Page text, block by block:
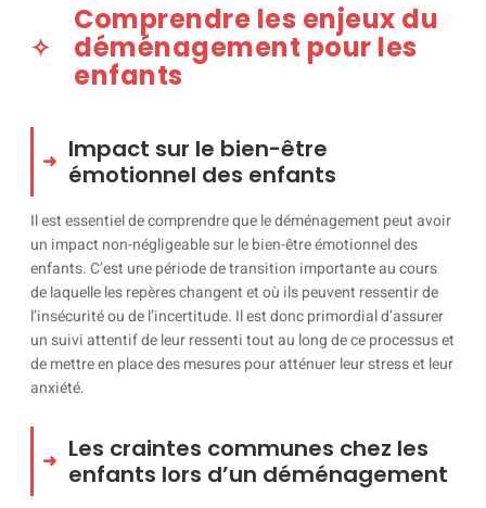
Comprendre les enjeux du
déménagement pour les
enfants
Impact sur le bien-être
émotionnel des enfants
Il est essentiel de comprendre que le déménagement peut avoir
un impact non-négligeable sur le bien-être émotionnel des
enfants. C’est une période de transition importante au cours
de laquelle les repères changent et où ils peuvent ressentir de
l’insécurité ou de l’incertitude. Il est donc primordial d’assurer
un suivi attentif de leur ressenti tout au long de ce processus et
de mettre en place des mesures pour atténuer leur stress et leur
anxiété.
Les craintes communes chez les
enfants lors d’un déménagement